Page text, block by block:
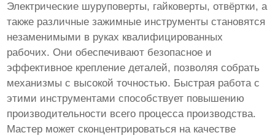
Электрические шуруповерты, гайковерты, отвёртки, а
также различные зажимные инструменты становятся
незаменимыми в руках квалифицированных
рабочих. Они обеспечивают безопасное и
эффективное крепление деталей, позволяя собрать
механизмы с высокой точностью. Быстрая работа с
этими инструментами способствует повышению
производительности всего процесса производства.
Мастер может сконцентрироваться на качестве